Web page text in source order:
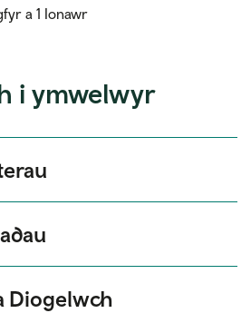
a 1 Ionawr
i ymwelwyr
Diogelwch